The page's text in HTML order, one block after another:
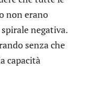
non erano
negativa.
senza che
capacità